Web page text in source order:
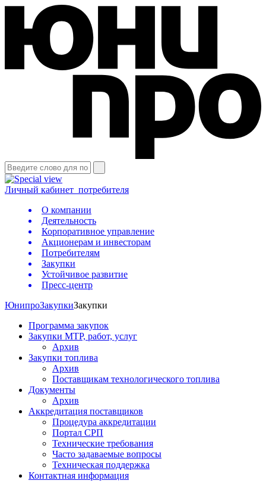
Личный кабинет потребителя
О компании
Деятельность
Корпоративное управление
Акционерам и инвесторам
Потребителям
Закупки
Устойчивое развитие
Пресс-центр
ЮнипроЗакупкиЗакупки
Программа закупок
Закупки МТР, работ, услуг
Архив
Закупки топлива
Архив
Поставщикам технологического топлива
Документы
Архив
Аккредитация поставщиков
Процедура аккредитации
Портал СРП
Технические требования
Часто задаваемые вопросы
Техническая поддержка
Контактная информация